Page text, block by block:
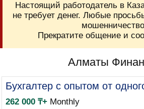
Настоящий работодатель в
не требует денег. Любые
Прекратите общение и
Алматы
Бухгалтер с опытом от
262 000 ₸+Monthly